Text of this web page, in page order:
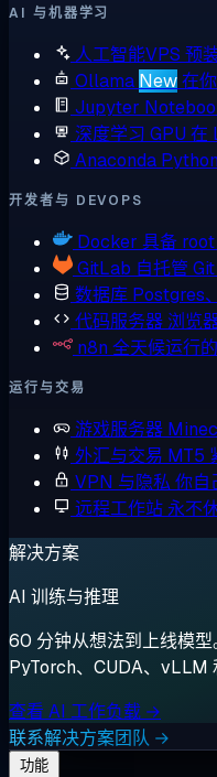
AI 与机器学习
人工智能VPS 预
Ollama New在
Jupyter
深度学习 GPU 在
Anaconda
开发者与 DEVOPS
Docker 具备
GitLab 自托管
数据库 Postgres
代码服务器 浏览
n8n 全天候运行
运行与交易
游戏服务器
外汇与交易 MT5
VPN 与隐私 你自
远程工作站 永不
解决方案
AI 训练与推理
60 分钟从想法到上线模
PyTorch、CUDA、vLLM
查看 AI 工作负载 →
联系解决方案团队 →